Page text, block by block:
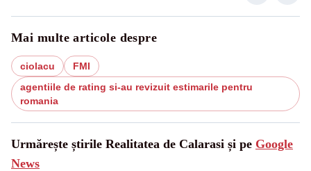
Mai multe articole despre
ciolacu
FMI
agentiile de rating si-au revizuit estimarile pentru
romania
Urmărește știrile Realitatea de Calarasi și pe Google
News